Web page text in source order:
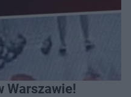
Warszawie!